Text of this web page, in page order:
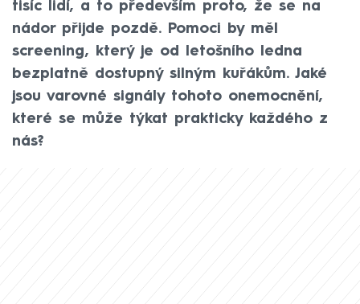
tisíc lidí, a to především proto, že se na
nádor přijde pozdě. Pomoci by měl
screening, který je od letošního ledna
bezplatně dostupný silným kuřákům. Jaké
jsou varovné signály tohoto onemocnění,
které se může týkat prakticky každého z
nás?